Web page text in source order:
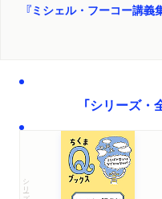
『ミシェル・フーコー講
「シリーズ・
シリーズ・全集